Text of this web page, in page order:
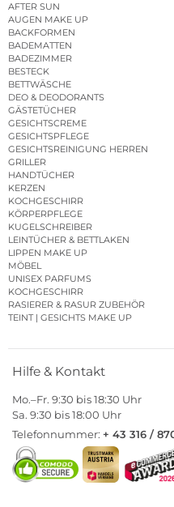
AFTER SUN
AUGEN MAKE UP
BACKFORMEN
BADEMATTEN
BADEZIMMER
BESTECK
BETTWÄSCHE
DEO & DEODORANTS
GÄSTETÜCHER
GESICHTSCREME
GESICHTSPFLEGE
GESICHTSREINIGUNG HERREN
GRILLER
HANDTÜCHER
KERZEN
KOCHGESCHIRR
KÖRPERPFLEGE
KUGELSCHREIBER
LEINTÜCHER & BETTLAKEN
LIPPEN MAKE UP
MÖBEL
UNISEX PARFUMS
KOCHGESCHIRR
RASIERER & RASUR ZUBEHÖR
TEINT | GESICHTS MAKE UP
Hilfe & Kontakt
Mo.–Fr. 9:30 bis 18:30 Uhr
Sa. 9:30 bis 18:00 Uhr
Telefonnummer: + 43 316 /